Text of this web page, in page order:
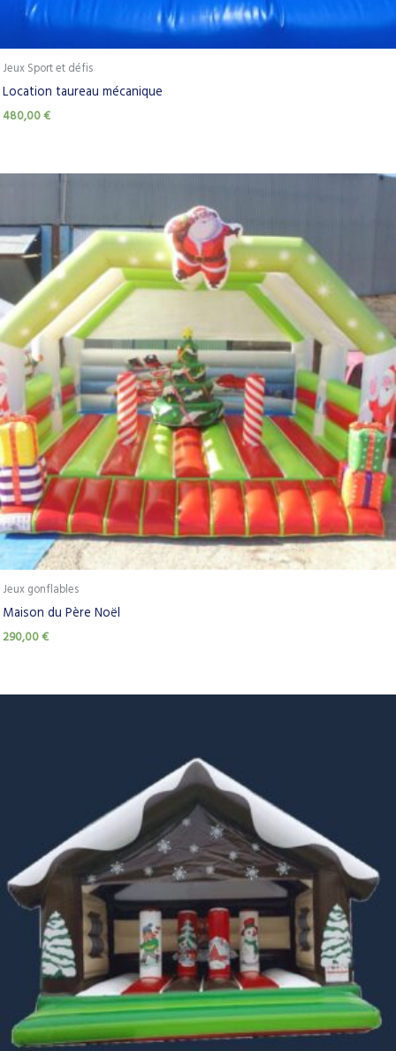
Jeux Sport et défis
Location taureau mécanique
480,00€
Jeux gonflables
Maison du Père Noël
290,00€